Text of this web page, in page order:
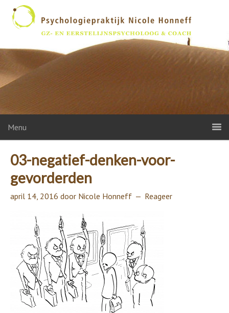
Menu
03-negatief-denken-voor-
gevorderden
april 14, 2016 door Nicole Honneff Reageer